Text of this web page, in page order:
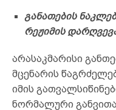
განათების
რეჟიმის
არასაკმარისი
მცენარის
იმის
ნორმალური